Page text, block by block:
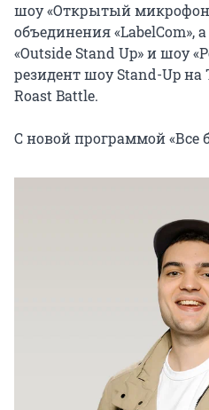
шоу «Открытый
объединения «LabelCom»,
«Outside Stand Up» и шоу
резидент шоу Stand-Up на
Roast Battle.
С новой программой «Все